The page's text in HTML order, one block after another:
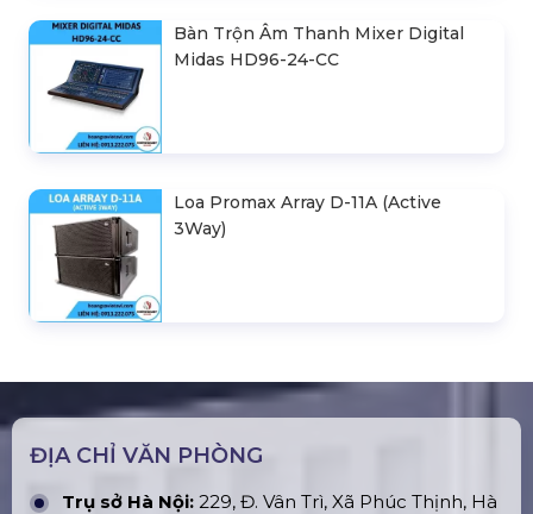
Bàn Trộn Âm Thanh Mixer Digital
Midas HD96-24-CC
Loa Promax Array D-11A (Active
3Way)
ĐỊA CHỈ VĂN PHÒNG
Trụ sở Hà Nội: 229, Đ. Vân Trì, Xã Phúc Thịnh, Hà